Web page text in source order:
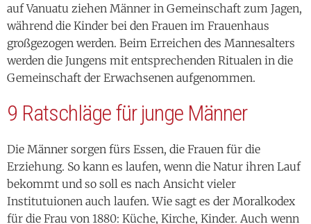
auf Vanuatu ziehen Männer in Gemeinschaft zum Jagen,
während die Kinder bei den Frauen im Frauenhaus
großgezogen werden. Beim Erreichen des Mannesalters
werden die Jungens mit entsprechenden Ritualen in die
Gemeinschaft der Erwachsenen aufgenommen.
9 Ratschläge für junge Männer
Die Männer sorgen fürs Essen, die Frauen für die
Erziehung. So kann es laufen, wenn die Natur ihren Lauf
bekommt und so soll es nach Ansicht vieler
Institutuionen auch laufen. Wie sagt es der Moralkodex
für die Frau von 1880: Küche, Kirche, Kinder. Auch wenn